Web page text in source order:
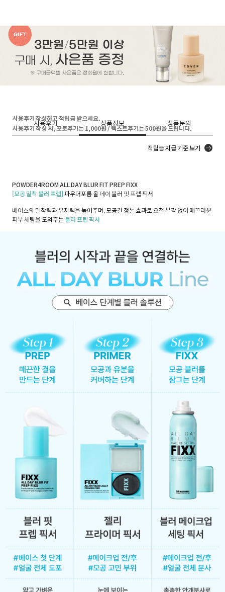
사용후기 상품정보 상품문의
사용후기 작성하고 적립금 받으세요.
사용후기 작성 시, 포토후기는 1,000원 / 텍스트후기는 500원을 드립니다.
적립금 지급 기준 보기
POWDER4ROOM ALL DAY BLUR FIT PREP FIXX
[모공 밀착 블러 프렙]파우더포룸 올 데이 블러 핏 프렙 픽서
베이스의 밀착력과 유지력을 높여주며, 모공결 정돈 효과로 요철 부각 없이 매끄러운
피부 세팅을 도와주는블러 프렙 픽서